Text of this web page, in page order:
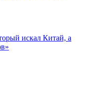
искал Китай, а